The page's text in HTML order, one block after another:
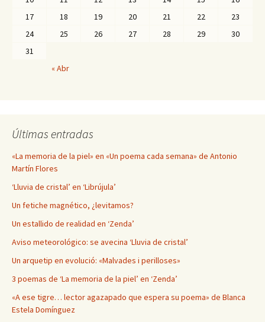
17
18 19 20 21 22
23
24
25 26 27 28 29
30
31
« Abr
Últimas entradas
«La memoria de la piel» en «Un poema cada semana» de Antonio
Martín Flores
‘Lluvia de cristal’ en ‘Librújula’
Un fetiche magnético, ¿levitamos?
Un estallido de realidad en ‘Zenda’
Aviso meteorológico: se avecina ‘Lluvia de cristal’
Un arquetip en evolució: «Malvades i perilloses»
3 poemas de ‘La memoria de la piel’ en ‘Zenda’
«A ese tigre… lector agazapado que espera su poema» de Blanca
Estela Domínguez